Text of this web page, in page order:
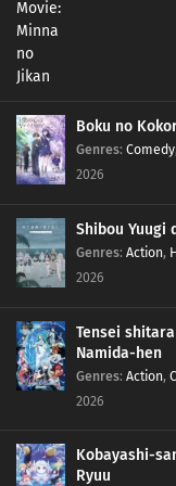
402 Episode 402
401
399 Episode 399
397 Episode 397
395 Episode 395
Episode 394
393 Episode 393
Boku no
Genres: Comedy,
2026
Shibou Yuugi
Genres: Action,
2026
Tensei
Namida-hen
Genres: Action,
2026
Kobayashi-
Ryuu